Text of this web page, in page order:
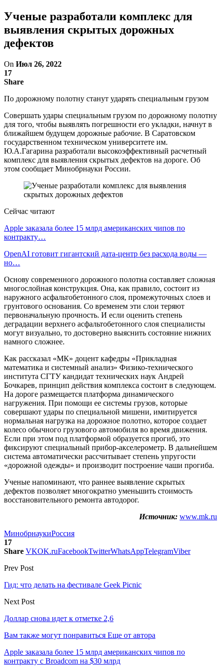
Ученые разработали комплекс для
выявления скрытых дорожных
дефектов
On Июл 26, 2022
17
Share
По дорожному полотну станут ударять специальным грузом
Совершать удары специальным грузом по дорожному полотну
для того, чтобы выявлять погрешности его укладки, начнут в
ближайшем будущем дорожные рабочие. В Саратовском
государственном техническом университете им.
Ю.А.Гагарина разработали высокоэффективный расчетный
комплекс для выявления скрытых дефектов на дороге. Об
этом сообщает Минобрнауки России.
Сейчас читают
Apple заказала более 15 млрд американских чипов по
контракту…
OpenAI готовит гигантский дата-центр без расхода воды —
но…
Основу современного дорожного полотна составляет сложная
многослойная конструкция. Она, как правило, состоит из
наружного асфальтобетонного слоя, промежуточных слоев и
грунтового основания. Со временем эти слои теряют
первоначальную прочность. И если оценить степень
деградации верхнего асфальтобетонного слоя специалисты
могут визуально, то достоверно выяснить состояние нижних
намного сложнее.
Как рассказал «МК» доцент кафедры «Прикладная
математика и системный анализ» Физико-технического
института СГТУ кандидат технических наук Андрей
Бочкарев, принцип действия комплекса состоит в следующем.
На дороге размещается платформа динамического
нагружения. При помощи ее системы грузов, которые
совершают удары по специальной мишени, имитируется
нормальная нагрузка на дорожное полотно, которое создает
колесо обычного грузового автомобиля во время движения.
Если при этом под платформой образуется прогиб, это
фиксируют специальный прибор-акселерометр. В дальнейшем
система автоматически рассчитывает степень упругости
«дорожной одежды» и производит построение чаши прогиба.
Ученые напоминают, что раннее выявление скрытых
дефектов позволяет многократно уменьшить стоимость
восстановительного ремонта автодорог.
Источник: www.mk.ru
МинобрнаукиРоссия
17
Share VKOK.ruFacebookTwitterWhatsAppTelegramViber
Prev Post
Гид: что делать на фестивале Geek Picnic
Next Post
Доллар снова идет к отметке 2,6
Вам также могут понравиться Еще от автора
Apple заказала более 15 млрд американских чипов по
контракту с Broadcom на $30 млрд